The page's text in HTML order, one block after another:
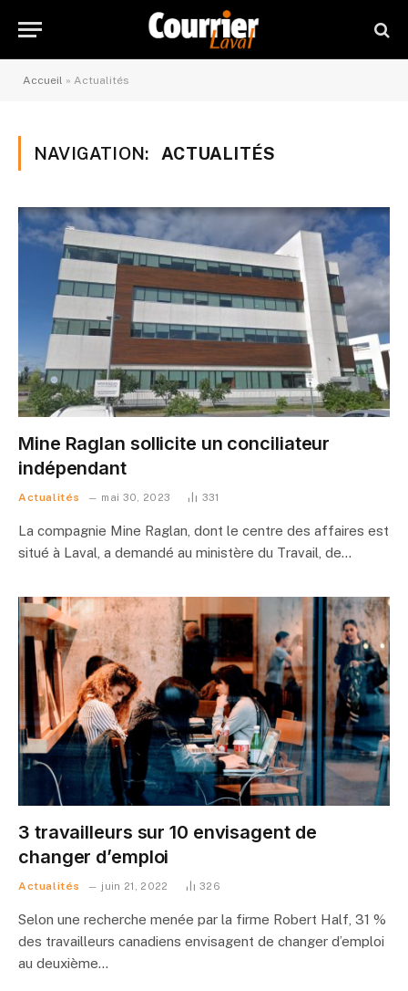
Accueil » Actualités
NAVIGATION: ACTUALITÉS
Mine Raglan sollicite un conciliateur
indépendant
Actualités mai 30, 2023 331
La compagnie Mine Raglan, dont le centre des affaires est
situé à Laval, a demandé au ministère du Travail, de…
3 travailleurs sur 10 envisagent de
changer d’emploi
Actualités juin 21, 2022 326
Selon une recherche menée par la firme Robert Half, 31 %
des travailleurs canadiens envisagent de changer d’emploi
au deuxième…